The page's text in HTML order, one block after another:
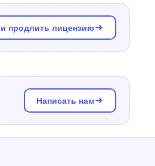
продлить лицензию
Написать нам